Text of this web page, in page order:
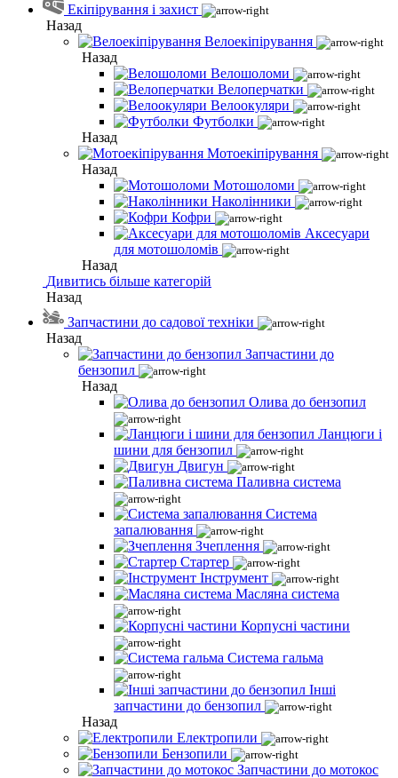
Екіпірування і захист
Назад
Велоекіпірування
Назад
Велошоломи
Велоперчатки
Велоокуляри
Футболки
Назад
Мотоекіпірування
Назад
Мотошоломи
Наколінники
Кофри
Аксесуари
для мотошоломів
Назад
Дивитись більше категорій
Назад
Запчастини до садової техніки
Назад
Запчастини до
бензопил
Назад
Олива до бензопил
Ланцюги і
шини для бензопил
Двигун
Паливна система
Система
запалювання
Зчеплення
Стартер
Інструмент
Масляна система
Корпусні частини
Система гальма
Інші
запчастини до бензопил
Назад
Електропили
Бензопили
Запчастини до мотокос